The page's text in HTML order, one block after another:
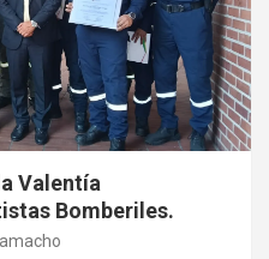
Valentía
Bomberiles.